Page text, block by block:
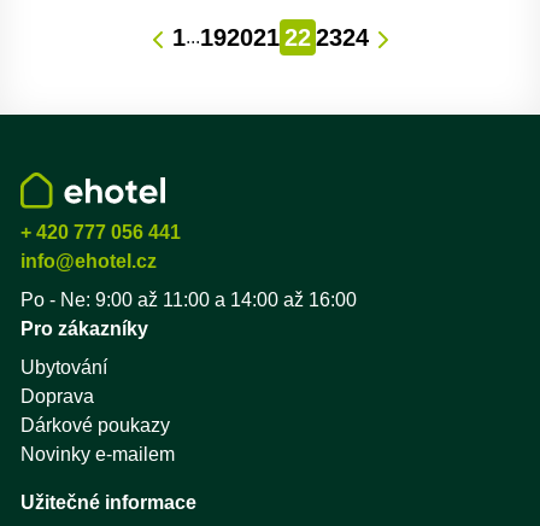
1...192021 22 2324
+ 420 777 056 441
info@ehotel.cz
Po - Ne: 9:00 až 11:00 a 14:00 až 16:00
Pro zákazníky
Ubytování
Doprava
Dárkové poukazy
Novinky e-mailem
Užitečné informace